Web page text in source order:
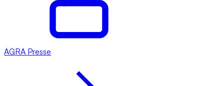
AGRA Presse